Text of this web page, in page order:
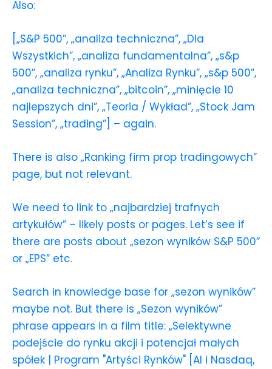
Also:
[„S&P 500”, „analiza techniczna”, „Dla
Wszystkich”, „analiza fundamentalna”, „s&p
500”, „analiza rynku”, „Analiza Rynku”, „s&p 500”,
„analiza techniczna”, „bitcoin”, „minięcie 10
najlepszych dni”, „Teoria / Wykład”, „Stock Jam
Session”, „trading”] – again.
There is also „Ranking firm prop tradingowych”
page, but not relevant.
We need to link to „najbardziej trafnych
artykułów” – likely posts or pages. Let’s see if
there are posts about „sezon wyników S&P 500”
or „EPS” etc.
Search in knowledge base for „sezon wyników”
maybe not. But there is „Sezon wyników”
phrase appears in a film title: „Selektywne
podejście do rynku akcji i potencjał małych
spółek | Program "Artyści Rynków" [AI i Nasdaq,